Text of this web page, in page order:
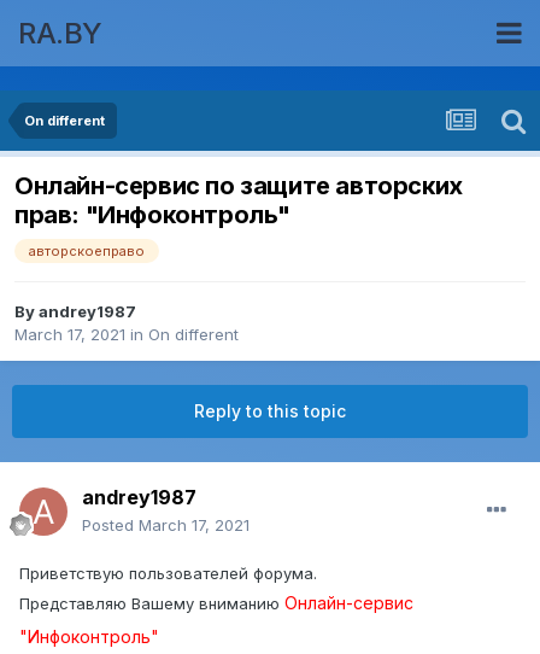
RA.BY
On different
Онлайн-сервис по защите авторских
прав: "Инфоконтроль"
авторскоеправо
Byandrey1987
March 17, 2021 in On different
Reply to this topic
andrey1987
Posted March 17, 2021
Приветствую пользователей форума.
Представляю Вашему вниманию Онлайн-сервис
"Инфоконтроль"